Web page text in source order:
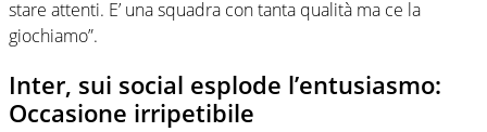
stare attenti. E’ una squadra con tanta qualità ma ce la
giochiamo”.
Inter, sui social esplode l’entusiasmo:
Occasione irripetibile